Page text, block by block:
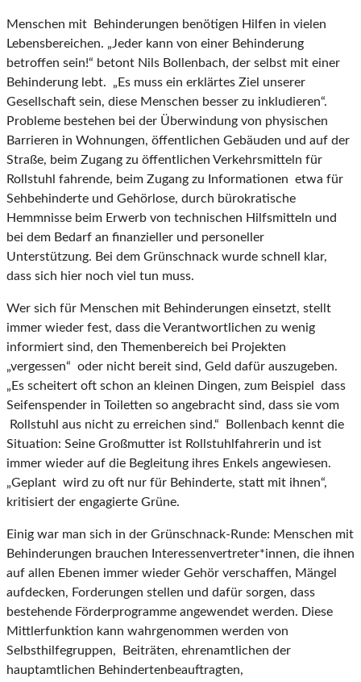
Menschen mit Behinderungen benötigen Hilfen in vielen
Lebensbereichen. „Jeder kann von einer Behinderung
betroffen sein!“ betont Nils Bollenbach, der selbst mit einer
Behinderung lebt. „Es muss ein erklärtes Ziel unserer
Gesellschaft sein, diese Menschen besser zu inkludieren“.
Probleme bestehen bei der Überwindung von physischen
Barrieren in Wohnungen, öffentlichen Gebäuden und auf der
Straße, beim Zugang zu öffentlichen Verkehrsmitteln für
Rollstuhl fahrende, beim Zugang zu Informationen etwa für
Sehbehinderte und Gehörlose, durch bürokratische
Hemmnisse beim Erwerb von technischen Hilfsmitteln und
bei dem Bedarf an finanzieller und personeller
Unterstützung. Bei dem Grünschnack wurde schnell klar,
dass sich hier noch viel tun muss.
Wer sich für Menschen mit Behinderungen einsetzt, stellt
immer wieder fest, dass die Verantwortlichen zu wenig
informiert sind, den Themenbereich bei Projekten
„vergessen“ oder nicht bereit sind, Geld dafür auszugeben.
„Es scheitert oft schon an kleinen Dingen, zum Beispiel dass
Seifenspender in Toiletten so angebracht sind, dass sie vom
Rollstuhl aus nicht zu erreichen sind.“ Bollenbach kennt die
Situation: Seine Großmutter ist Rollstuhlfahrerin und ist
immer wieder auf die Begleitung ihres Enkels angewiesen.
„Geplant wird zu oft nur für Behinderte, statt mit ihnen“,
kritisiert der engagierte Grüne.
Einig war man sich in der Grünschnack-Runde: Menschen mit
Behinderungen brauchen Interessenvertreter*innen, die ihnen
auf allen Ebenen immer wieder Gehör verschaffen, Mängel
aufdecken, Forderungen stellen und dafür sorgen, dass
bestehende Förderprogramme angewendet werden. Diese
Mittlerfunktion kann wahrgenommen werden von
Selbsthilfegruppen, Beiträten, ehrenamtlichen der
hauptamtlichen Behindertenbeauftragten,